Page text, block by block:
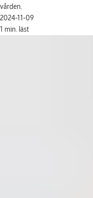
vården.
2024-11-09
1 min. läst